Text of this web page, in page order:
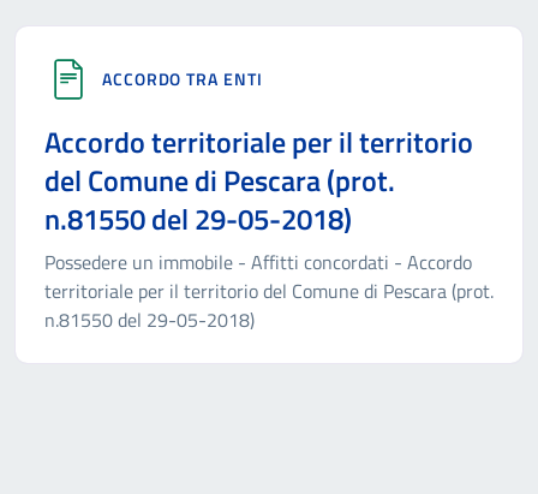
ACCORDO TRA ENTI
Accordo territoriale per il territorio
del Comune di Pescara (prot.
n.81550 del 29-05-2018)
Possedere un immobile - Affitti concordati - Accordo
territoriale per il territorio del Comune di Pescara (prot.
n.81550 del 29-05-2018)